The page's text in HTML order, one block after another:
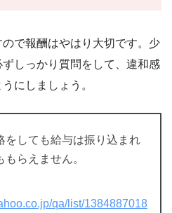
で報酬はやはり大切です。少
しっかり質問をして、違和感
にしましょう。
をしても給与は振り込まれ
もらえません。
qa/list/1384887018